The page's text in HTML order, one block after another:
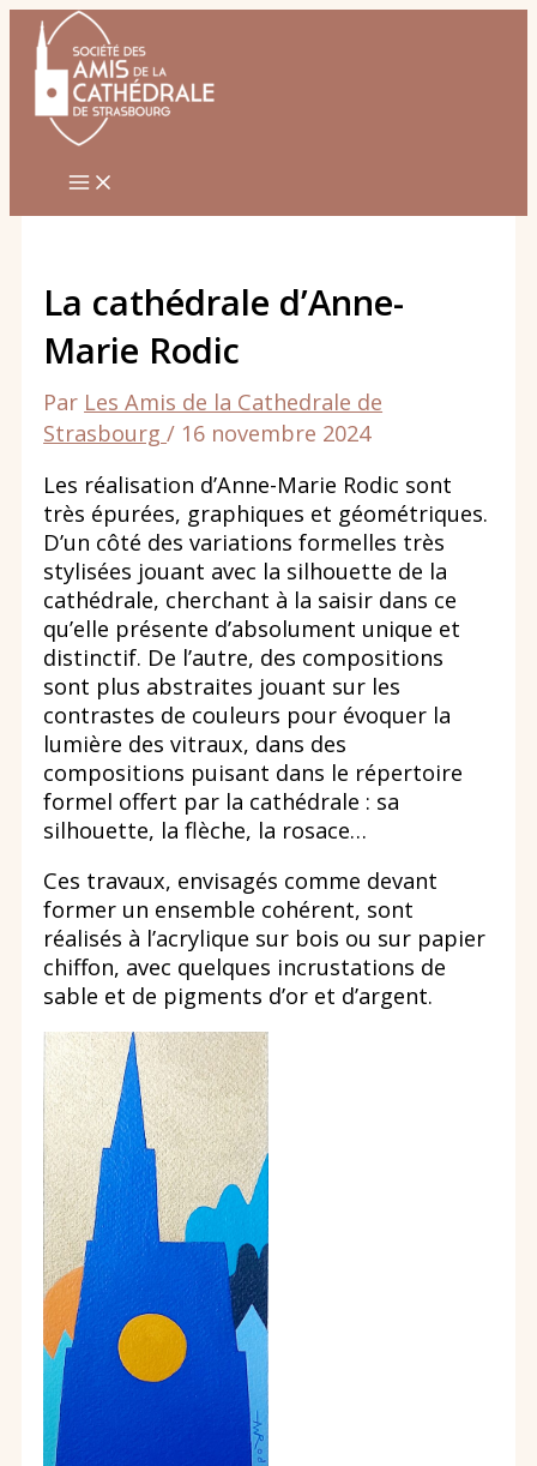
Aller
contenu
La cathédrale d’Anne-
Marie Rodic
Par Les Amis de la Cathedrale de
Strasbourg/ 16 novembre 2024
Les réalisation d’Anne-Marie Rodic sont
très épurées, graphiques et géométriques.
D’un côté des variations formelles très
stylisées jouant avec la silhouette de la
cathédrale, cherchant à la saisir dans ce
qu’elle présente d’absolument unique et
distinctif. De l’autre, des compositions
sont plus abstraites jouant sur les
contrastes de couleurs pour évoquer la
lumière des vitraux, dans des
compositions puisant dans le répertoire
formel offert par la cathédrale : sa
silhouette, la flèche, la rosace…
Ces travaux, envisagés comme devant
former un ensemble cohérent, sont
réalisés à l’acrylique sur bois ou sur papier
chiffon, avec quelques incrustations de
sable et de pigments d’or et d’argent.